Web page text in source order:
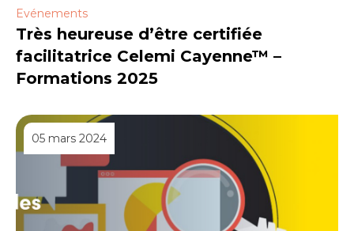
Evénements
Très heureuse d’être certifiée
facilitatrice Celemi Cayenne™ –
Formations 2025
05 mars 2024